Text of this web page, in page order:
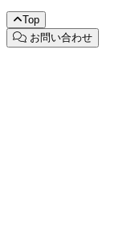
Top
お問い合わせ